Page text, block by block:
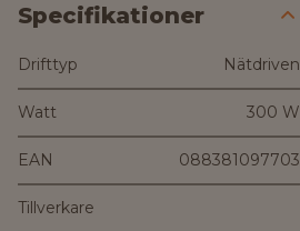
Specifikationer
Drifttyp Nätdriven
Watt 300 W
EAN 088381097703
Tillverkare